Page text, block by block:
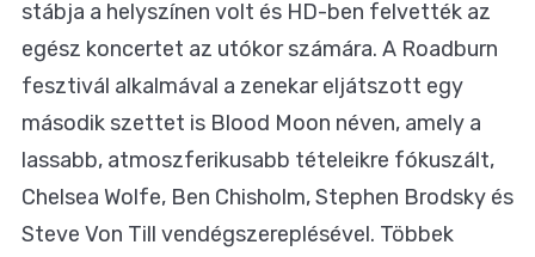
stábja a helyszínen volt és HD-ben felvették az
egész koncertet az utókor számára. A Roadburn
fesztivál alkalmával a zenekar eljátszott egy
második szettet is Blood Moon néven, amely a
lassabb, atmoszferikusabb tételeikre fókuszált,
Chelsea Wolfe, Ben Chisholm, Stephen Brodsky és
Steve Von Till vendégszereplésével. Többek